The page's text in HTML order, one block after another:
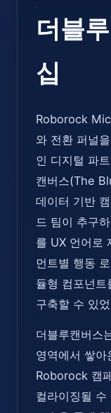
더블
십
Roborock
와 전환 퍼널
인 디지털 파
캔버스(The
데이터 기반
드 팀이 추구
를 UX 언어로
먼트별 행동
듈형 컴포넌트
구축할 수 있
더블루캔버스
영역에서 쌓
Roborock 캠
컬라이징될